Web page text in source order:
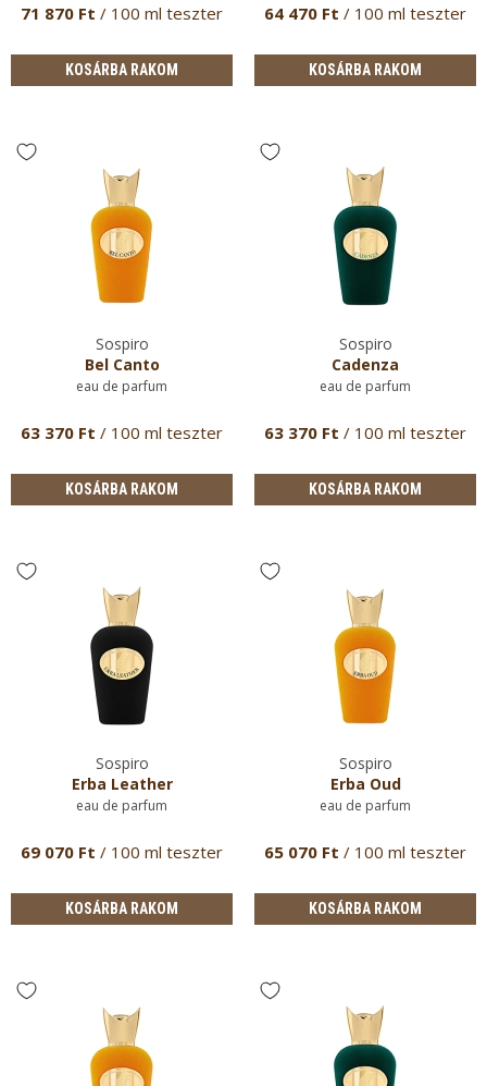
71 870 Ft / 100 ml teszter
KOSÁRBA RAKOM
64 470 Ft / 100 ml teszter
KOSÁRBA RAKOM
Sospiro
Bel Canto
eau de parfum
63 370 Ft / 100 ml teszter
KOSÁRBA RAKOM
Sospiro
Cadenza
eau de parfum
63 370 Ft / 100 ml teszter
KOSÁRBA RAKOM
Sospiro
Erba Leather
eau de parfum
69 070 Ft / 100 ml teszter
KOSÁRBA RAKOM
Sospiro
Erba Oud
eau de parfum
65 070 Ft / 100 ml teszter
KOSÁRBA RAKOM